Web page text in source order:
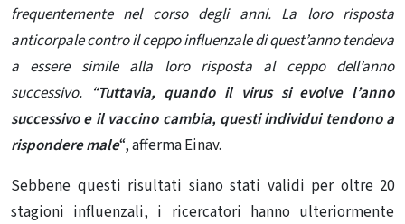
frequentemente nel corso degli anni. La loro risposta
anticorpale contro il ceppo influenzale di quest’anno tendeva
a essere simile alla loro risposta al ceppo dell’anno
successivo. “Tuttavia, quando il virus si evolve l’anno
successivo e il vaccino cambia, questi individui tendono a
rispondere male“, afferma Einav.
Sebbene questi risultati siano stati validi per oltre 20
stagioni influenzali, i ricercatori hanno ulteriormente